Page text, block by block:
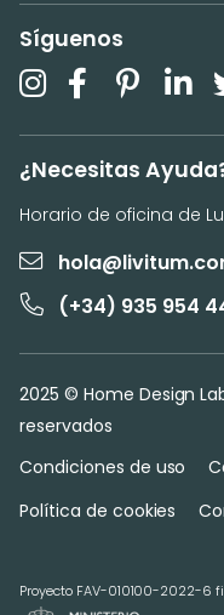
Síguenos
¿Necesitas
Horario de oficina de
(+34) 935 954
2025 © Home Design
reservados
Condiciones de uso
Política de cookies
Proyecto FAV-010100-2022-6